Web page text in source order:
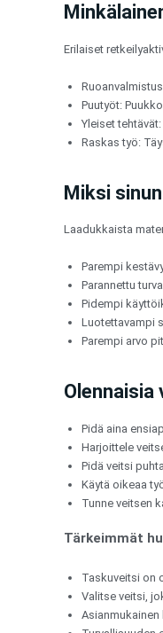
Erilaiset
Puutyöt:
Yleiset
Raskas työ:
Miksi
Laadukkaista
Parempi
Parannettu
Pidempi
Luotettavampi
Parempi arvo
Pidä aina
Harjoittele
Pidä veitsi
Käytä oikeaa
Tunne veitsen
Tärkeimmät
Taskuveitsi on
Valitse veitsi,